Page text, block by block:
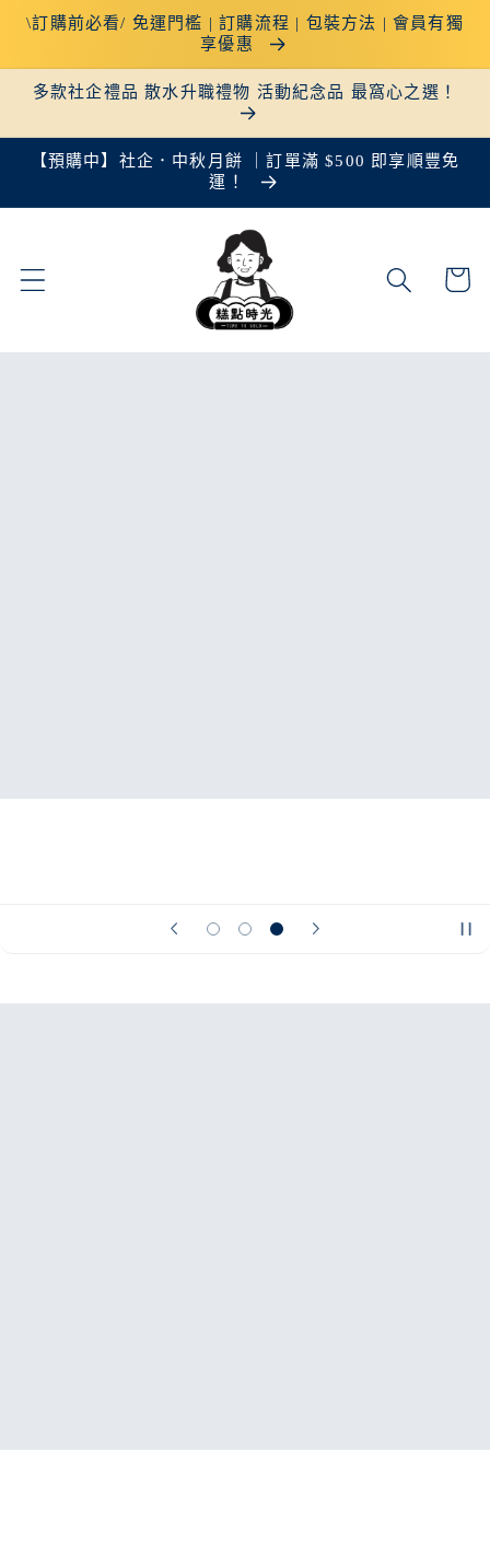
跳至內
\訂購前必看/ 免運門檻 | 訂購流程 | 包裝方法 | 會員有獨
享優惠
多款社企禮品 散水升職禮物 活動紀念品 最窩心之選！
【預購中】社企．中秋月餅 ｜訂單滿 $500 即享順豐免
運！
物